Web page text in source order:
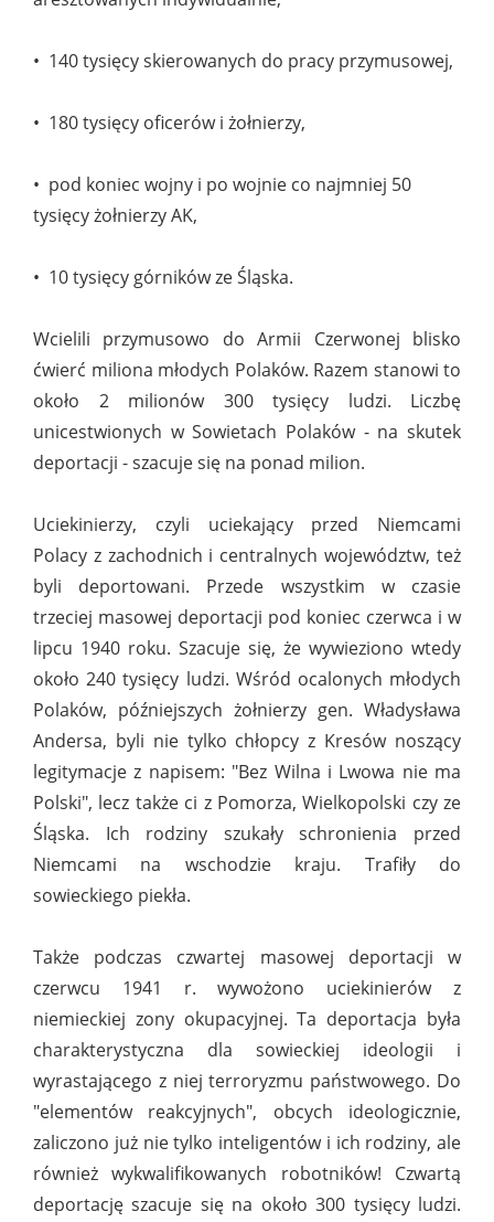
• 140 tysięcy skierowanych do pracy przymusowej,
• 180 tysięcy oficerów i żołnierzy,
• pod koniec wojny i po wojnie co najmniej 50
tysięcy żołnierzy AK,
• 10 tysięcy górników ze Śląska.
Wcielili przymusowo do Armii Czerwonej blisko
ćwierć miliona młodych Polaków. Razem stanowi to
około 2 milionów 300 tysięcy ludzi. Liczbę
unicestwionych w Sowietach Polaków - na skutek
deportacji - szacuje się na ponad milion.
Uciekinierzy, czyli uciekający przed Niemcami
Polacy z zachodnich i centralnych województw, też
byli deportowani. Przede wszystkim w czasie
trzeciej masowej deportacji pod koniec czerwca i w
lipcu 1940 roku. Szacuje się, że wywieziono wtedy
około 240 tysięcy ludzi. Wśród ocalonych młodych
Polaków, późniejszych żołnierzy gen. Władysława
Andersa, byli nie tylko chłopcy z Kresów noszący
legitymacje z napisem: "Bez Wilna i Lwowa nie ma
Polski", lecz także ci z Pomorza, Wielkopolski czy ze
Śląska. Ich rodziny szukały schronienia przed
Niemcami na wschodzie kraju. Trafiły do
sowieckiego piekła.
Także podczas czwartej masowej deportacji w
czerwcu 1941 r. wywożono uciekinierów z
niemieckiej zony okupacyjnej. Ta deportacja była
charakterystyczna dla sowieckiej ideologii i
wyrastającego z niej terroryzmu państwowego. Do
"elementów reakcyjnych", obcych ideologicznie,
zaliczono już nie tylko inteligentów i ich rodziny, ale
również wykwalifikowanych robotników! Czwartą
deportację szacuje się na około 300 tysięcy ludzi.